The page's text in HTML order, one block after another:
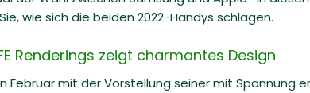
wie sich die beiden 2022-Handys schlagen.
Renderings zeigt charmantes Design
Februar mit der Vorstellung seiner mit Spannung